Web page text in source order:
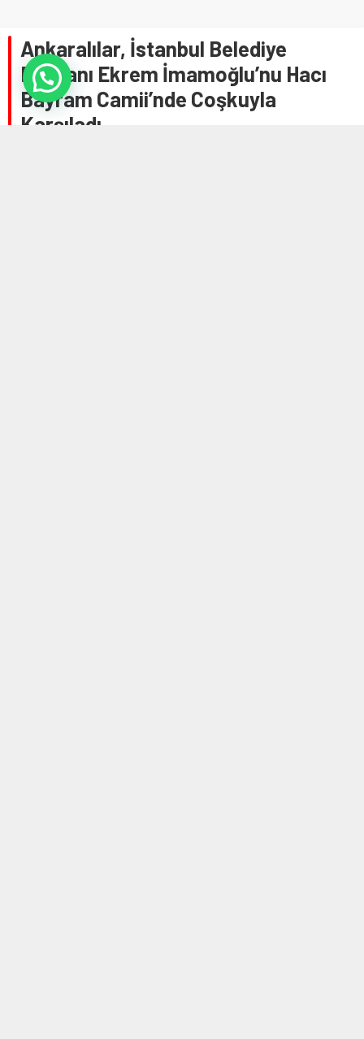
Ankaralılar, İstanbul Belediye
Başkanı Ekrem İmamoğlu’nu Hacı
Bayram Camii’nde Coşkuyla
Karşıladı